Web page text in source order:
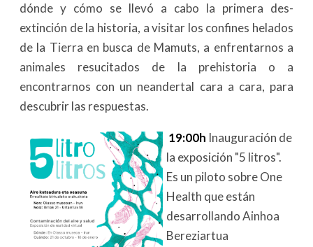
dónde y cómo se llevó a cabo la primera des-
extinción de la historia, a visitar los confines helados
de la Tierra en busca de Mamuts, a enfrentarnos a
animales resucitados de la prehistoria o a
encontrarnos con un neandertal cara a cara, para
descubrir las respuestas.
19:00h Inauguración de
la exposición "5 litros".
Es un piloto sobre One
Health que están
desarrollando Ainhoa
Bereziartua